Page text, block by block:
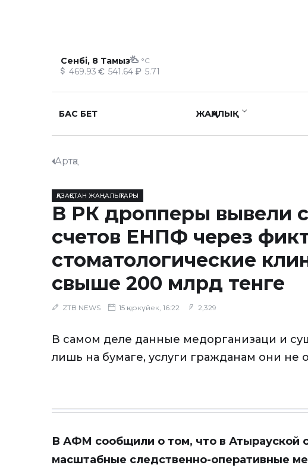
Сенбі, 8 Тамыз °C
469.93 541.64 5.71
БАС БЕТ ЖАҢАЛЫҚ
Артқа
ҚАЗАҚСТАН ЖАҢАЛЫҚТАРЫ
В РК дропперы вывели
счетов ЕНПФ через
стоматологические
свыше 200 млрд тенге
ZTB NEWS 15 қыркүйек, 16:22 2,329
В самом деле данные медорганизаци и
лишь на бумаге, услуги гражданам они не
В АФМ сообщили о том, что в Атырауской
масштабные следственно-оперативные